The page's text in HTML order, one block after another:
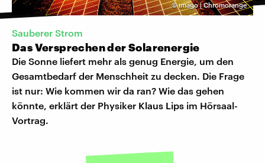
©imago | Chromorange
Sauberer Strom
Das Versprechen der Solarenergie
Die Sonne liefert mehr als genug Energie, um den
Gesamtbedarf der Menschheit zu decken. Die Frage
ist nur: Wie kommen wir da ran? Wie das gehen
könnte, erklärt der Physiker Klaus Lips im Hörsaal-
Vortrag.